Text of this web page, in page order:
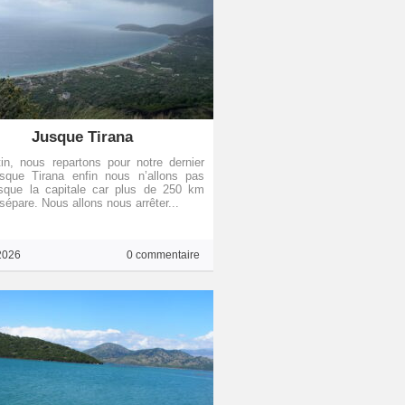
Jusque Tirana
nous repartons pour notre dernier
Tirana enfin nous n’allons pas
la capitale car plus de 250 km
Nous allons nous arrêter...
0 commentaire